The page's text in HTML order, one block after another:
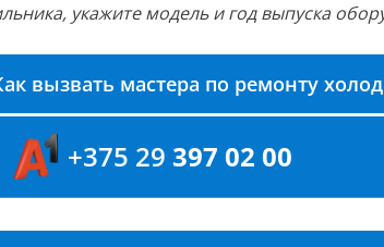
укажите модель и год выпуска
вызвать мастера по ремонту
+375 29 397 02 00